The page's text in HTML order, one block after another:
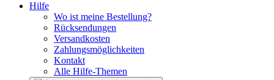
Hilfe
Wo ist meine Bestellung?
Rücksendungen
Versandkosten
Zahlungsmöglichkeiten
Kontakt
Alle Hilfe-Themen